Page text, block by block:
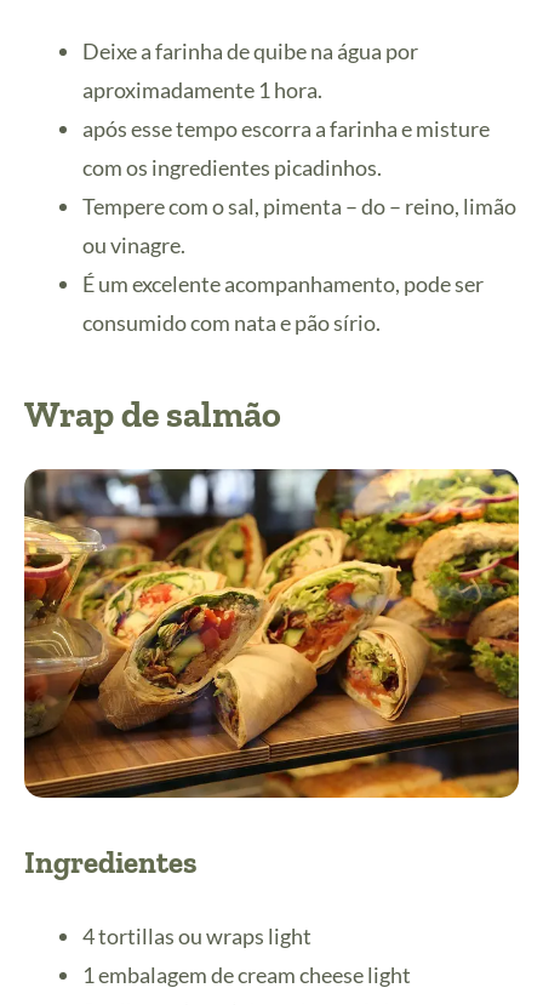
Deixe a farinha de quibe na água por
aproximadamente 1 hora.
após esse tempo escorra a farinha e misture
com os ingredientes picadinhos.
Tempere com o sal, pimenta – do – reino, limão
ou vinagre.
É um excelente acompanhamento, pode ser
consumido com nata e pão sírio.
Wrap de salmão
Ingredientes
4 tortillas ou wraps light
1 embalagem de cream cheese light